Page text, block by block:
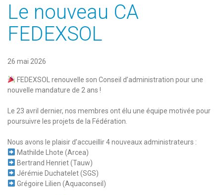
Le nouveau CA
FEDEXSOL
26 mai 2026
FEDEXSOL renouvelle son Conseil d’administration pour une
nouvelle mandature de 2 ans !
Le 23 avril dernier, nos membres ont élu une équipe motivée pour
poursuivre les projets de la Fédération.
Nous avons le plaisir d’accueillir 4 nouveaux administrateurs :
Mathilde Lhote (Arcea)
Bertrand Henriet (Tauw)
Jérémie Duchatelet (SGS)
Grégoire Lilien (Aquaconseil)